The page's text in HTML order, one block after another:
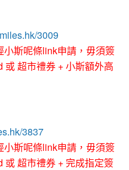
3009
斯呢條link申請，毋須簽
或 超市禮券 + 小斯額外高
3837
斯呢條link申請，毋須簽
或 超市禮券 + 完成指定簽